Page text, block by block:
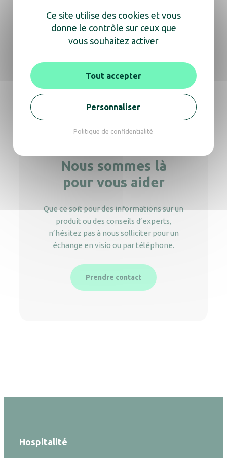
Distributeur Essuie-mains Cleanline blanc
Dist. essuie-mains auto. Cleantech blanc
Nous sommes là
pour vous aider
Que ce soit pour des informations sur un
produit ou des conseils d’experts,
n’hésitez pas à nous solliciter pour un
échange en visio ou par téléphone.
Prendre contact
Hospitalité
Ce site utilise des cookies et vous
donne le contrôle sur ceux que
vous souhaitez activer
Tout accepter
Personnaliser
Politique de confidentialité